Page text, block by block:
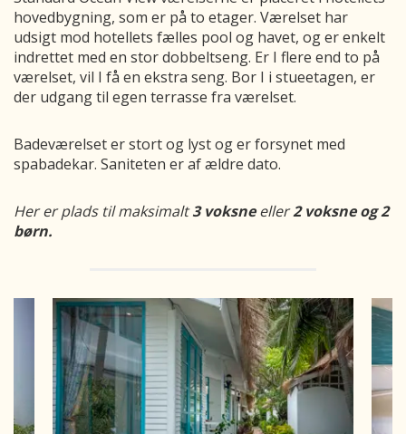
hovedbygning, som er på to etager. Værelset har
udsigt mod hotellets fælles pool og havet, og er enkelt
indrettet med en stor dobbeltseng. Er I flere end to på
værelset, vil I få en ekstra seng. Bor I i stueetagen, er
der udgang til egen terrasse fra værelset.
Badeværelset er stort og lyst og er forsynet med
spabadekar. Saniteten er af ældre dato.
Her er plads til maksimalt3 voksneeller2 voksne og 2
børn.